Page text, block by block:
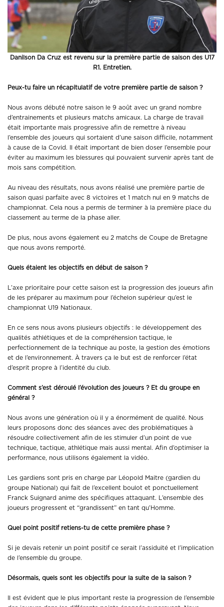
Danilson Da Cruz est revenu sur la première partie de saison des U17
R1. Entretien.
Peux-tu faire un récapitulatif de votre première partie de saison ?
Nous avons débuté notre saison le 9 août avec un grand nombre
d’entrainements et plusieurs matchs amicaux. La charge de travail
était importante mais progressive afin de remettre à niveau
l’ensemble des joueurs qui sortaient d’une saison difficile, notamment
à cause de la Covid. Il était important de bien doser l’ensemble pour
éviter au maximum les blessures qui pouvaient survenir après tant de
mois sans compétition.
Au niveau des résultats, nous avons réalisé une première partie de
saison quasi parfaite avec 8 victoires et 1 match nul en 9 matchs de
championnat. Cela nous a permis de terminer à la première place du
classement au terme de la phase aller.
De plus, nous avons également eu 2 matchs de Coupe de Bretagne
que nous avons remporté.
Quels étaient les objectifs en début de saison ?
L’axe prioritaire pour cette saison est la progression des joueurs afin
de les préparer au maximum pour l’échelon supérieur qu’est le
championnat U19 Nationaux.
En ce sens nous avons plusieurs objectifs : le développement des
qualités athlétiques et de la compréhension tactique, le
perfectionnement de la technique au poste, la gestion des émotions
et de l’environnement. À travers ça le but est de renforcer l’état
d’esprit propre à l’identité du club.
Comment s’est déroulé l’évolution des joueurs ? Et du groupe en
général ?
Nous avons une génération où il y a énormément de qualité. Nous
leurs proposons donc des séances avec des problématiques à
résoudre collectivement afin de les stimuler d’un point de vue
technique, tactique, athlétique mais aussi mental. Afin d’optimiser la
performance, nous utilisons également la vidéo.
Les gardiens sont pris en charge par Léopold Maitre (gardien du
groupe National) qui fait de l’excellent boulot et ponctuellement
Franck Suignard anime des spécifiques attaquant. L’ensemble des
joueurs progressent et “grandissent” en tant qu’Homme.
Quel point positif retiens-tu de cette première phase ?
Si je devais retenir un point positif ce serait l’assiduité et l’implication
de l’ensemble du groupe.
Désormais, quels sont les objectifs pour la suite de la saison ?
Il est évident que le plus important reste la progression de l’ensemble